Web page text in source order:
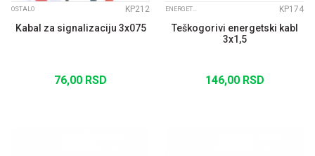
OSTALO KP212
Kabal za signalizaciju 3x075
76,00 RSD
ENERGETSKI KABLOVI KP174
Teškogorivi energetski kabl
3x1,5
146,00 RSD